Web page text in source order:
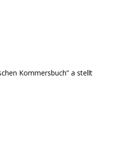
Kommersbuch” a stellt